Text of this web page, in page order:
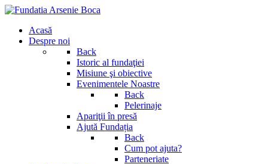
Acasă
Despre noi
Back
Istoric al fundaţiei
Misiune şi obiective
Evenimentele Noastre
Back
Pelerinaje
Apariţii în presă
Ajută Fundația
Back
Cum pot ajuta?
Parteneriate